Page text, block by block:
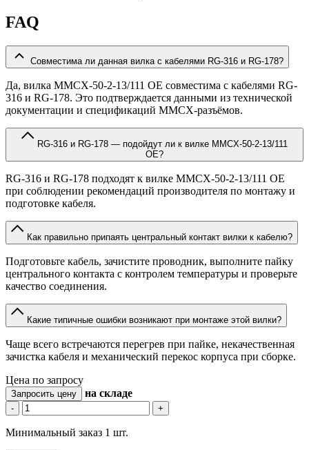
FAQ
Совместима ли данная вилка с кабелями RG-316 и RG-178?
Да, вилка MMCX-50-2-13/111 OE совместима с кабелями RG-
316 и RG-178. Это подтверждается данными из технической
документации и спецификаций MMCX-разъёмов.
OE?
RG-316 и RG-178 подходят к вилке MMCX-50-2-13/111 OE
при соблюдении рекомендаций производителя по монтажу и
подготовке кабеля.
Как правильно припаять центральный контакт вилки к кабелю?
Подготовьте кабель, зачистите проводник, выполните пайку
центрального контакта с контролем температуры и проверьте
качество соединения.
Какие типичные ошибки возникают при монтаже этой вилки?
Чаще всего встречаются перегрев при пайке, некачественная
зачистка кабеля и механический перекос корпуса при сборке.
Цена по запросу
Запросить цену на складе
- +
Минимальный заказ 1 шт.